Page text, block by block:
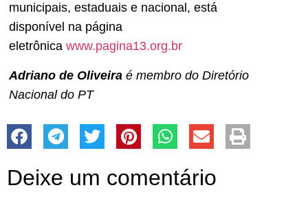
municipais, estaduais e nacional, está
disponível na página
eletrônica www.pagina13.org.br
Adriano de Oliveira é membro do Diretório
Nacional do PT
Deixe um comentário